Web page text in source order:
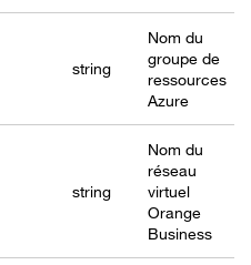
string
Nom du
groupe de
ressources
Azure
string
Nom du
réseau
virtuel
Orange
Business